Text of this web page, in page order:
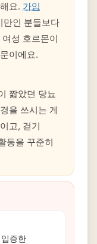
요. 가임
만인 분들보다
성 호르몬이
이에요.
짧았던 당뇨
을 쓰시는 게
고, 걷기
동을 꾸준히
증한